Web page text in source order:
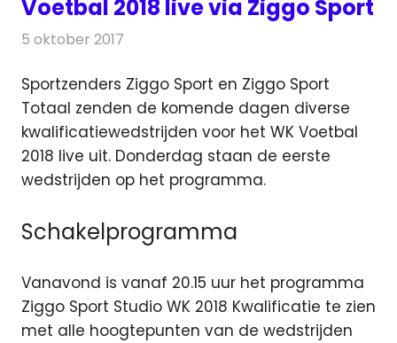
Voetbal 2018 live via Ziggo Sport
5 oktober 2017
Sportzenders Ziggo Sport en Ziggo Sport
Totaal zenden de komende dagen diverse
kwalificatiewedstrijden voor het WK Voetbal
2018 live uit. Donderdag staan de eerste
wedstrijden op het programma.
Schakelprogramma
Vanavond is vanaf 20.15 uur het programma
Ziggo Sport Studio WK 2018 Kwalificatie te zien
met alle hoogtepunten van de wedstrijden